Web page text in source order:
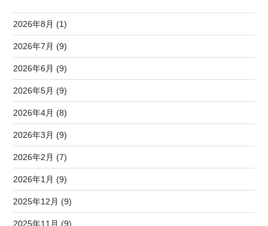
2026年8月 (1)
2026年7月 (9)
2026年6月 (9)
2026年5月 (9)
2026年4月 (8)
2026年3月 (9)
2026年2月 (7)
2026年1月 (9)
2025年12月 (9)
2025年11月 (9)